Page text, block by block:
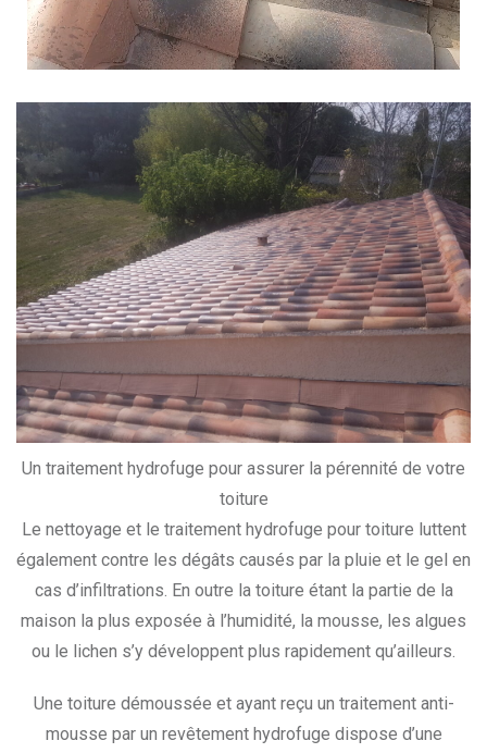
Un traitement hydrofuge pour assurer la pérennité de votre
toiture
Le nettoyage et le traitement hydrofuge pour toiture luttent
également contre les dégâts causés par la pluie et le gel en
cas d’infiltrations. En outre la toiture étant la partie de la
maison la plus exposée à l’humidité, la mousse, les algues
ou le lichen s’y développent plus rapidement qu’ailleurs.
Une toiture démoussée et ayant reçu un traitement anti-
mousse par un revêtement hydrofuge dispose d’une